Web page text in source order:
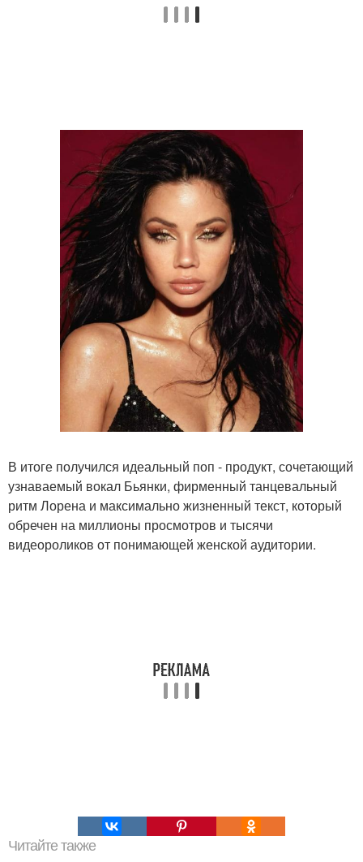
В итоге получился идеальный поп - продукт, сочетающий
узнаваемый вокал Бьянки, фирменный танцевальный
ритм Лорена и максимально жизненный текст, который
обречен на миллионы просмотров и тысячи
видеороликов от понимающей женской аудитории.
Читайте также